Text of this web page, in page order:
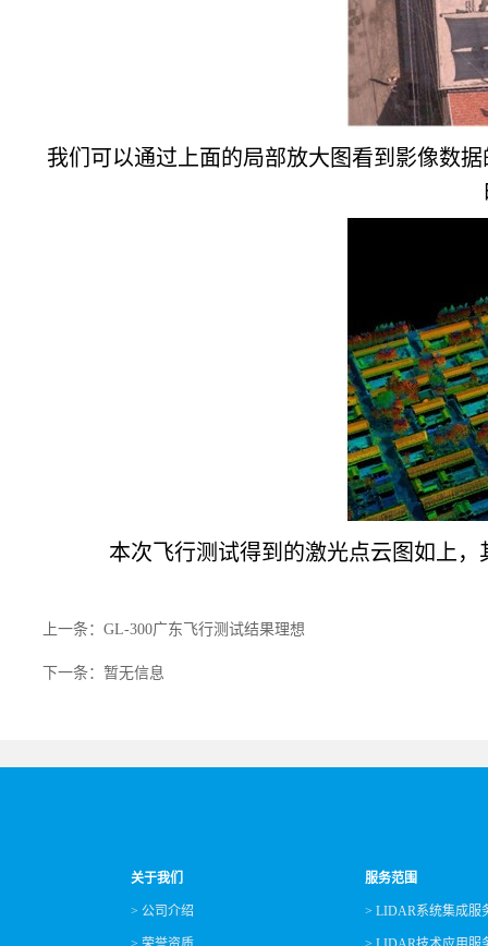
我们可以通过上面的局部放大图看到影像数
本次飞行测试得到的激光点云图如上
上一条：GL-300广东飞行测试结果理想
下一条：暂无信息
关于我们
> 公司介绍
服务范围
> LIDAR系统集成服